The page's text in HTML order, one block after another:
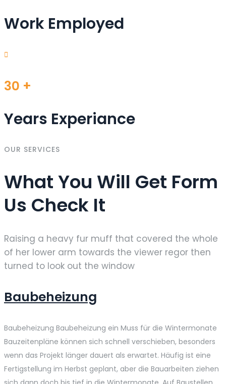
Work Employed
30 +
Years Experiance
OUR SERVICES
What You Will Get Form
Us Check It
Raising a heavy fur muff that covered the whole
of her lower arm towards the viewer regor then
turned to look out the window
Baubeheizung
Baubeheizung Baubeheizung ein Muss für die Wintermonate
Bauzeitenpläne können sich schnell verschieben, besonders
wenn das Projekt länger dauert als erwartet. Häufig ist eine
Fertigstellung im Herbst geplant, aber die Bauarbeiten ziehen